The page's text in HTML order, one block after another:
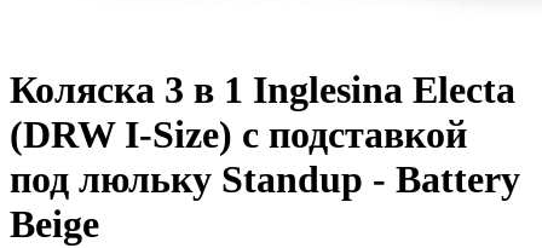
Коляска 3 в 1 Inglesina Electa
(DRW I-Size) с подставкой
под люльку Standup - Battery
Beige